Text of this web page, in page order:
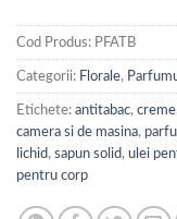
Cod Produs: PFATB
Categorii: Florale,
Etichete: antitabac, creme
camera si de masina,
lichid, sapun solid, ulei
pentru corp